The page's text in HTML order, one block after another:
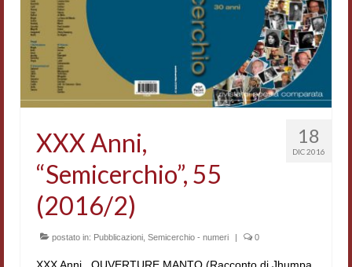
18
DIC 2016
XXX Anni,
“Semicerchio”, 55
(2016/2)
postato in: Pubblicazioni Semicerchio - numeri 0